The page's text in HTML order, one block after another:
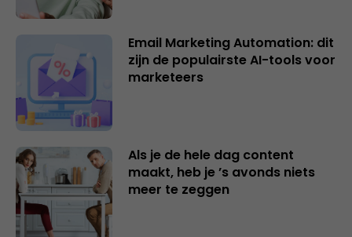
Email Marketing Automation: dit
zijn de populairste AI-tools voor
marketeers
Als je de hele dag content
maakt, heb je ’s avonds niets
meer te zeggen